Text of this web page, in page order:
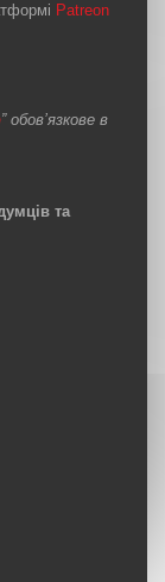
Patreon
” обов’язкове в
та